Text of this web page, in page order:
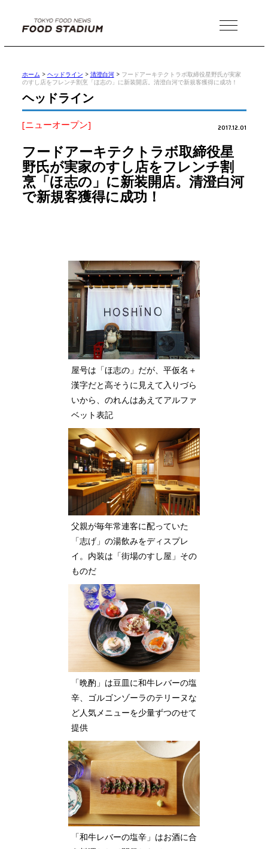
MENU
ホーム > ヘッドライン > 清澄白河> フードアーキテクトラボ取締役星野氏が実家
のすし店をフレンチ割烹「ほ志の」に新装開店。清澄白河で新規客獲得に成功！
ヘッドライン
[ニューオープン] 2017.12.01
フードアーキテクトラボ取締役星
野氏が実家のすし店をフレンチ割
烹「ほ志の」に新装開店。清澄白河
で新規客獲得に成功！
屋号は「ほ志の」だが、平仮名＋
漢字だと高そうに見えて入りづら
いから、のれんはあえてアルファ
ベット表記
父親が毎年常連客に配っていた
「志げ」の湯飲みをディスプレ
イ。内装は「街場のすし屋」その
ものだ
「晩酌」は豆皿に和牛レバーの塩
辛、ゴルゴンゾーラのテリーヌな
ど人気メニューを少量ずつのせて
提供
「和牛レバーの塩辛」はお酒に合